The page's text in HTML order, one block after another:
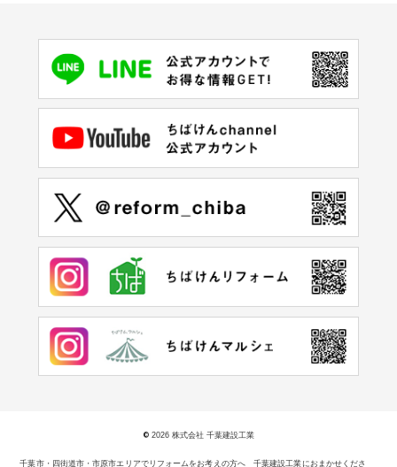
千葉市・四街道市・市原市エリアでリフォームをお考えの方へ 千葉建設工業におまかせくださ
© 2026 株式会社 千葉建設工業